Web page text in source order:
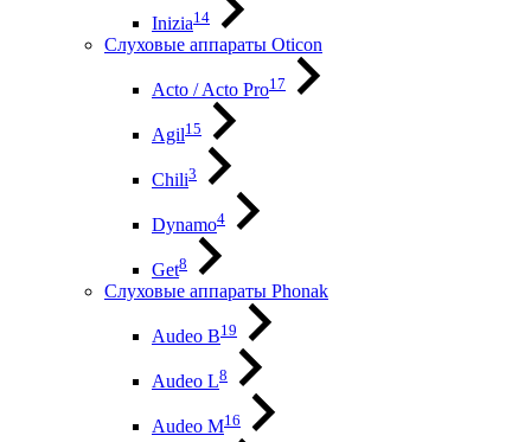
Inizia14
Слуховые аппараты Oticon
Acto / Acto Pro17
Agil15
Chili3
Dynamo4
Get8
Слуховые аппараты Phonak
Audeo B19
Audeo L8
Audeo М16